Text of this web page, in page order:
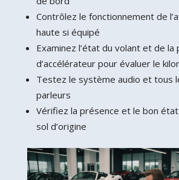
Contrôlez le fonctionnement de
haute si équipé
Examinez l’état du volant et de la
d’accélérateur pour évaluer le
Testez le système audio et tous
parleurs
Vérifiez la présence et le bon
sol d’origine